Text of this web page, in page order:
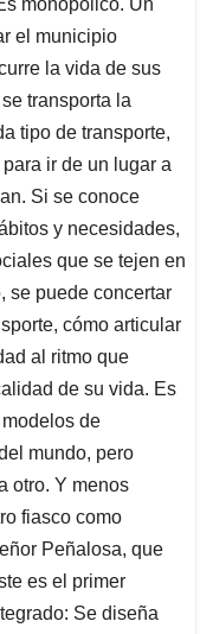
monopólico. Un
el municipio
la vida de sus
transporta la
tipo de transporte,
ir de un lugar a
Si se conoce
y necesidades,
que se tejen en
se puede concertar
cómo articular
al ritmo que
de su vida. Es
de
mundo, pero
otro. Y menos
fiasco como
Peñalosa, que
es el primer
Se diseña